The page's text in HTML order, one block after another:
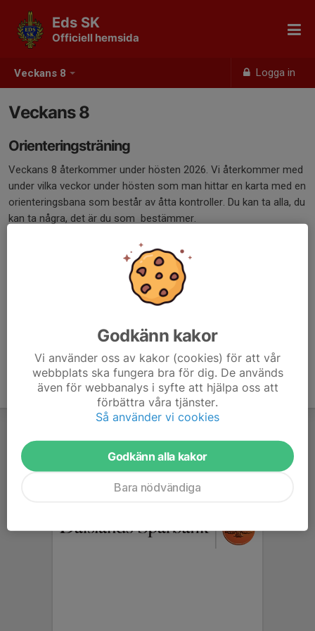
Veckans 8 Logga in
Eds SK
Officiell hemsida
Veckans 8
Orienteringsträning
Veckans 8 återkommer under hösten 2026. Vi återkommer med
under vilka veckor under hösten som man hittar en karta med en
orienteringsbana som består av åtta kontroller. Du kan ta alla, du
kan ta några, det är du som bestämmer.
Det hänger ute orienteringsskärmar som markerar kontrollerna.
Varje måndag under veckorna finns det en ny bana som du kan
springa när det passar dig. Antingen skriver du ut den från
hemsidan eller så hämtar du en karta på Tavlan. Lycka till i
Godkänn kakor
Vi använder oss av kakor (cookies) för att vår
webbplats ska fungera bra för dig. De används
även för webbanalys i syfte att hjälpa oss att
förbättra våra tjänster.
Så använder vi cookies
Godkänn alla kakor
Bara nödvändiga